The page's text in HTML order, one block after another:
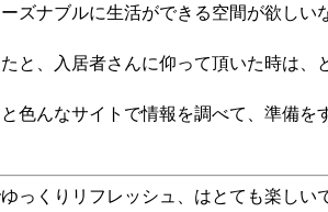
ズナブルに生活ができる空間が欲しい
と、入居者さんに仰って頂いた時は、
色んなサイトで情報を調べて、準備を
っくりリフレッシュ、はとても楽し